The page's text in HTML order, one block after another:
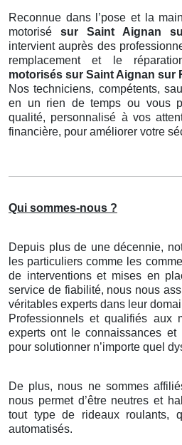
Reconnue dans l’pose et la
motorisé sur Saint Aignan
intervient auprès des
remplacement et le
motorisés sur Saint Aignan sur
Nos techniciens, compétents,
en un rien de temps ou vous
qualité, personnalisé à vos
financière, pour améliorer votre
Qui sommes-nous ?
Depuis plus de une décennie,
les particuliers comme les
de interventions et mises en
service de fiabilité, nous nous
véritables experts dans leur
Professionnels et qualifiés aux
experts ont le connaissances et
pour solutionner n’importe quel
De plus, nous ne sommes
nous permet d’être neutres et
tout type de rideaux roulants,
automatisés.